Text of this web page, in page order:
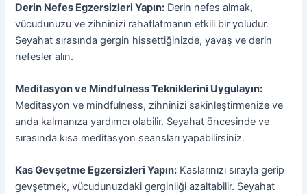
Derin Nefes Egzersizleri Yapın: Derin nefes almak,
vücudunuzu ve zihninizi rahatlatmanın etkili bir yoludur.
Seyahat sırasında gergin hissettiğinizde, yavaş ve derin
nefesler alın.
Meditasyon ve Mindfulness Tekniklerini Uygulayın:
Meditasyon ve mindfulness, zihninizi sakinleştirmenize ve
anda kalmanıza yardımcı olabilir. Seyahat öncesinde ve
sırasında kısa meditasyon seansları yapabilirsiniz.
Kas Gevşetme Egzersizleri Yapın: Kaslarınızı sırayla gerip
gevşetmek, vücudunuzdaki gerginliği azaltabilir. Seyahat